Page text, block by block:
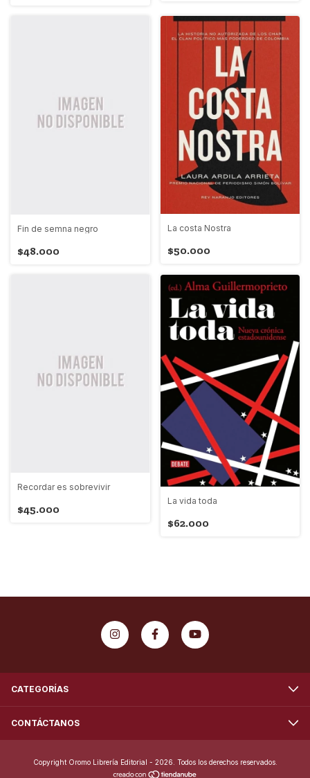
Fin de semna negro
$48.000
La costa Nostra
$50.000
Recordar es sobrevivir
$45.000
La vida toda
$62.000
CATEGORÍAS
CONTÁCTANOS
Copyright Oromo Librería Editorial - 2026. Todos los derechos reservados.